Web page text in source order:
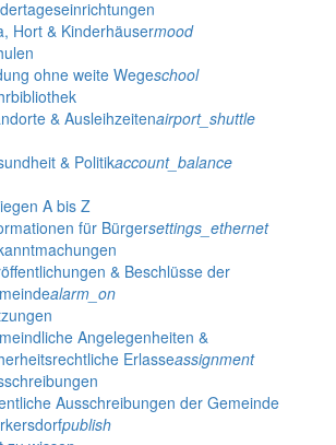
Hort & Kinderhäusermood
ohne weite Wegeschool
& Ausleihzeitenairport_shuttle
& Politikaccount_balance
A bis Z
für Bürgersettings_ethernet
& Beschlüsse der
alarm_on
Angelegenheiten &
Erlasseassignment
Ausschreibungen der Gemeinde
publish